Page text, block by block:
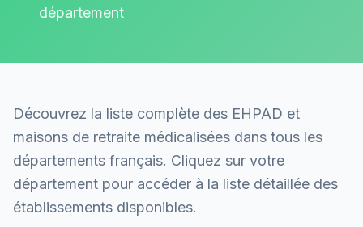
département
Découvrez la liste complète des EHPAD et
maisons de retraite médicalisées dans tous les
départements français. Cliquez sur votre
département pour accéder à la liste détaillée des
établissements disponibles.